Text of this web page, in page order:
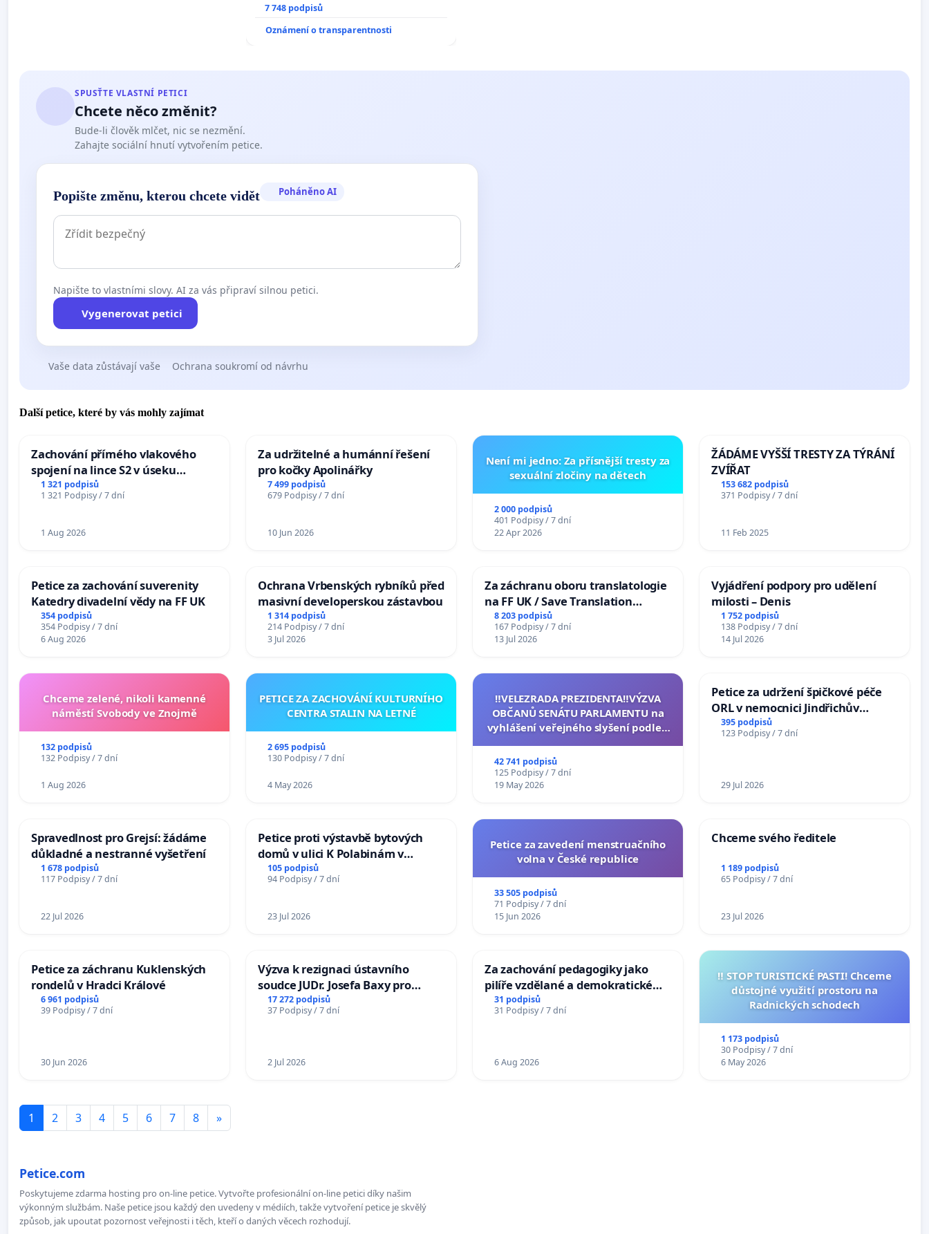
7 748 podpisů
Oznámení o transparentnosti
SPUSŤTE VLASTNÍ PETICI
Chcete něco změnit?
Bude-li člověk mlčet, nic se nezmění.
Zahajte sociální hnutí vytvořením petice.
Popište změnu, kterou chcete vidět Poháněno AI
Napište to vlastními slovy. AI za vás připraví silnou petici.
Vygenerovat petici
Vaše data zůstávají vaše Ochrana soukromí od návrhu
Další petice, které by vás mohly zajímat
Zachování přímého vlakového
spojení na lince S2 v úseku
Ostrava – Bohumín – Karviná –
Mosty u Jablunkova
1 321 podpisů
1 321 Podpisy / 7 dní
1 Aug 2026
Za udržitelné a humánní řešení
pro kočky Apolinářky
7 499 podpisů
679 Podpisy / 7 dní
10 Jun 2026
Není mi jedno: Za přísnější tresty za
sexuální zločiny na dětech
2 000 podpisů
401 Podpisy / 7 dní
22 Apr 2026
ŽÁDÁME VYŠŠÍ TRESTY ZA TÝRÁNÍ
ZVÍŘAT
153 682 podpisů
371 Podpisy / 7 dní
11 Feb 2025
Petice za zachování suverenity
Katedry divadelní vědy na FF UK
354 podpisů
354 Podpisy / 7 dní
6 Aug 2026
Ochrana Vrbenských rybníků před
masivní developerskou zástavbou
1 314 podpisů
214 Podpisy / 7 dní
3 Jul 2026
Za záchranu oboru translatologie
na FF UK / Save Translation
Studies at the Faculty of Arts,
Charles University
8 203 podpisů
167 Podpisy / 7 dní
13 Jul 2026
Vyjádření podpory pro udělení
milosti – Denis
1 752 podpisů
138 Podpisy / 7 dní
14 Jul 2026
Chceme zelené, nikoli kamenné
náměstí Svobody ve Znojmě
132 podpisů
132 Podpisy / 7 dní
1 Aug 2026
PETICE ZA ZACHOVÁNÍ KULTURNÍHO
CENTRA STALIN NA LETNÉ
2 695 podpisů
130 Podpisy / 7 dní
4 May 2026
‼️VELEZRADA PREZIDENTA‼️VÝZVA
OBČANŮ SENÁTU PARLAMENTU na
vyhlášení veřejného slyšení podle §
na přijetí usnesení k podání ústavní
žaloby na prezidenta republiky
42 741 podpisů
125 Podpisy / 7 dní
19 May 2026
Petice za udržení špičkové péče
ORL v nemocnici Jindřichův
Hradec
395 podpisů
123 Podpisy / 7 dní
29 Jul 2026
Spravedlnost pro Grejsí: žádáme
důkladné a nestranné vyšetření
1 678 podpisů
117 Podpisy / 7 dní
22 Jul 2026
Petice proti výstavbě bytových
domů v ulici K Polabinám v
Pardubicích
105 podpisů
94 Podpisy / 7 dní
23 Jul 2026
Petice za zavedení menstruačního
volna v České republice
33 505 podpisů
71 Podpisy / 7 dní
15 Jun 2026
Chceme svého ředitele
1 189 podpisů
65 Podpisy / 7 dní
23 Jul 2026
Petice za záchranu Kuklenských
rondelů v Hradci Králové
6 961 podpisů
39 Podpisy / 7 dní
30 Jun 2026
Výzva k rezignaci ústavního
soudce JUDr. Josefa Baxy pro
ohrožení důvěry ve spravedlivý
proces
17 272 podpisů
37 Podpisy / 7 dní
2 Jul 2026
Za zachování pedagogiky jako
pilíře vzdělané a demokratické
společnosti
31 podpisů
31 Podpisy / 7 dní
6 Aug 2026
‼️ STOP TURISTICKÉ PASTI! Chceme
důstojné využití prostoru na
Radnických schodech
1 173 podpisů
30 Podpisy / 7 dní
6 May 2026
1 2 3 4 5 6 7 8 »
Petice.com
Poskytujeme zdarma hosting pro on-line petice. Vytvořte profesionální on-line petici díky našim
výkonným službám. Naše petice jsou každý den uvedeny v médiích, takže vytvoření petice je skvělý
způsob, jak upoutat pozornost veřejnosti i těch, kteří o daných věcech rozhodují.